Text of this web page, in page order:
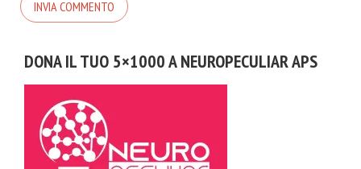
DONA IL TUO 5×1000 A NEUROPECULIAR APS